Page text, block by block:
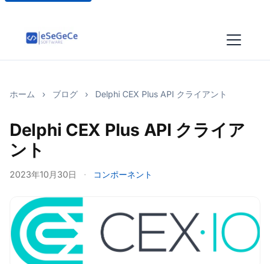
ホーム › ブログ › Delphi CEX Plus API クライアント
Delphi CEX Plus API クライア
ント
2023年10月30日 · コンポーネント